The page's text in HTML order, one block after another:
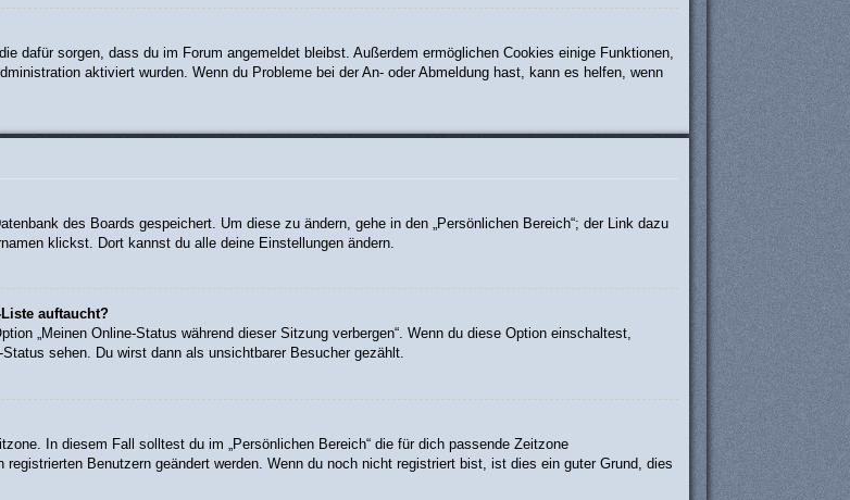
dafür sorgen, dass du im Forum angemeldet bleibst. Außerdem ermöglichen Cookies einige Funktionen,
aktiviert wurden. Wenn du Probleme bei der An- oder Abmeldung hast, kann es helfen, wenn
des Boards gespeichert. Um diese zu ändern, gehe in den „Persönlichen Bereich“; der Link dazu
klickst. Dort kannst du alle deine Einstellungen ändern.
auftaucht?
„Meinen Online-Status während dieser Sitzung verbergen“. Wenn du diese Option einschaltest,
sehen. Du wirst dann als unsichtbarer Besucher gezählt.
In diesem Fall solltest du im „Persönlichen Bereich“ die für dich passende Zeitzone
Benutzern geändert werden. Wenn du noch nicht registriert bist, ist dies ein guter Grund, dies